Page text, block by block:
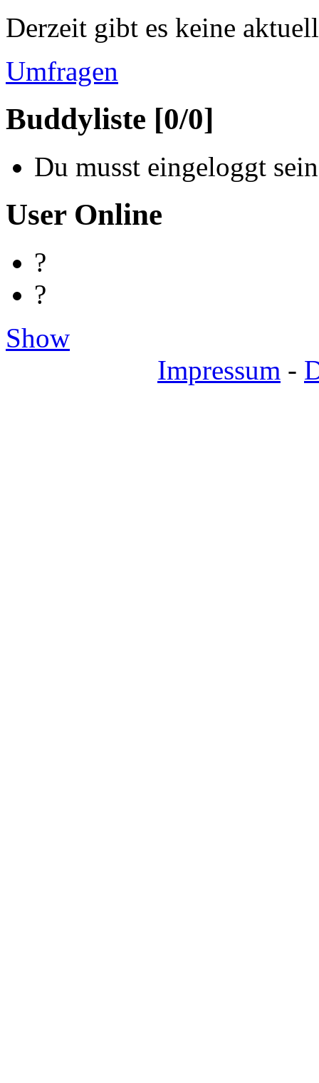
Derzeit gibt es keine
Umfragen
Buddyliste [0/0]
Du musst eingeloggt
User Online
?
?
Show
Impressum -